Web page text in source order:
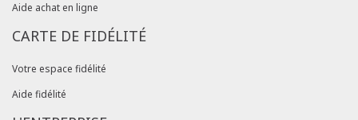
Aide achat en ligne
CARTE DE FIDÉLITÉ
Votre espace fidélité
Aide fidélité